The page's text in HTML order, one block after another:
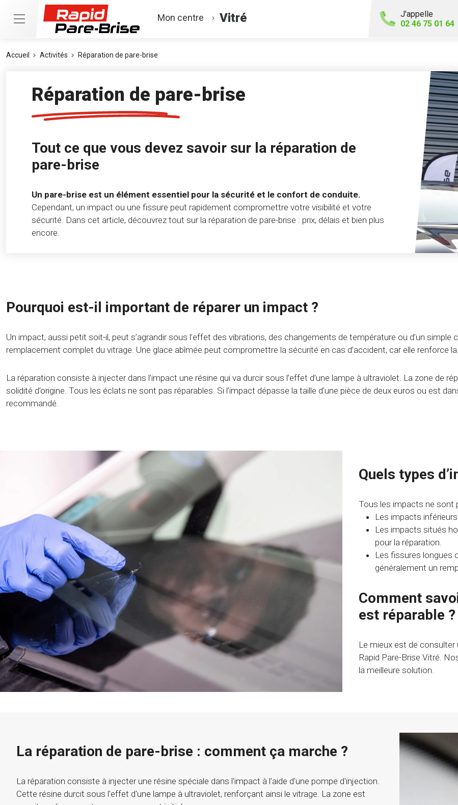
Mon centre Vitré
J'appelle
02 46 75 01 64
Accueil Activités Réparation de pare-brise
Réparation de pare-brise
Tout ce que vous devez savoir sur la réparation de
pare-brise
Un pare-brise est un élément essentiel pour la sécurité et le confort de conduite.
Cependant, un impact ou une fissure peut rapidement compromettre votre visibilité et votre
sécurité. Dans cet article, découvrez tout sur la réparation de pare-brise : prix, délais et bien plus
encore.
Pourquoi est-il important de réparer un impact ?
Un impact, aussi petit soit-il, peut s’agrandir sous l’effet des vibrations, des changements de température ou d’un
remplacement complet du vitrage. Une glace abîmée peut compromettre la sécurité en cas d’accident, car elle renforce
La réparation consiste à injecter dans l’impact une résine qui va durcir sous l’effet d’une lampe à ultraviolet. La zone de
solidité d’origine. Tous les éclats ne sont pas réparables. Si l’impact dépasse la taille d’une pièce de deux euros ou est
recommandé.
Quels types
Tous les impacts ne sont
Les impacts
Les impacts situés
pour la réparation.
Les fissures longues
généralement un
Comment
est réparable ?
Le mieux est de
Rapid Pare-Brise Vitré.
la meilleure solution.
La réparation de pare-brise : comment ça marche ?
La réparation consiste à injecter une résine spéciale dans l'impact à l'aide d'une pompe d'injection.
Cette résine durcit sous l'effet d'une lampe à ultraviolet, renforçant ainsi le vitrage. La zone est